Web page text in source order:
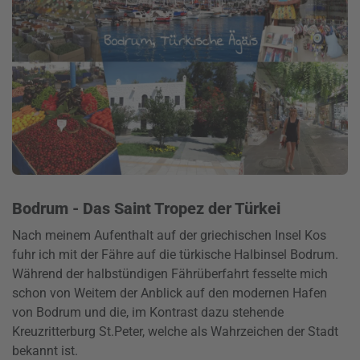
Bodrum - Das Saint Tropez der Türkei
Nach meinem Aufenthalt auf der griechischen Insel Kos
fuhr ich mit der Fähre auf die türkische Halbinsel Bodrum.
Während der halbstündigen Fährüberfahrt fesselte mich
schon von Weitem der Anblick auf den modernen Hafen
von Bodrum und die, im Kontrast dazu stehende
Kreuzritterburg St.Peter, welche als Wahrzeichen der Stadt
bekannt ist.